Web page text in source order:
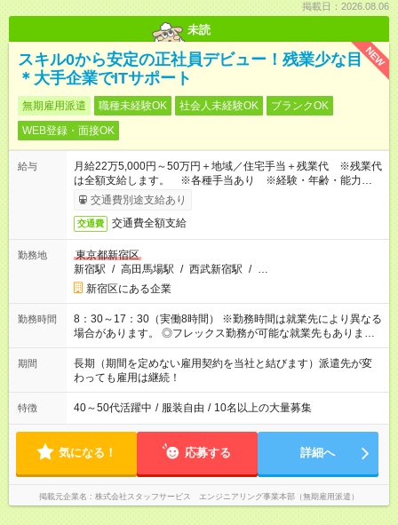
掲載日：2026.08.06
未読
NEW
スキル0から安定の正社員デビュー！残業少な目
＊大手企業でITサポート
無期雇用派遣 職種未経験OK 社会人未経験OK
ブランクOK
WEB登録・面接OK
給与
月給22万5,000円～50万円＋地域／住宅手当＋残業代 ※残業代
は全額支給します。 ※各種手当あり ※経験・年齢・能力等を
考慮して加給・優遇します。
交通費別途支給あり
交通費 交通費全額支給
勤務地
東京都新宿区
新宿駅 / 高田馬場駅 / 西武新宿駅 / …
新宿区にある企業
勤務時間
8：30～17：30（実働8時間） ※勤務時間は就業先により異なる
場合があります。 ◎フレックス勤務が可能な就業先もありま
す。 ◎今よりもさらに働きやすい環境をつくるべく、 働き方
改革に全社をあげて取り組んでいます。
期間
長期（期間を定めない雇用契約を当社と結びます）派遣先が変
わっても雇用は継続！
特徴 40～50代活躍中 / 服装自由 / 10名以上の大量募集
気になる！ 応募する 詳細へ
掲載元企業名 株式会社スタッフサービス エンジニアリング事業本部（無期雇用派遣）